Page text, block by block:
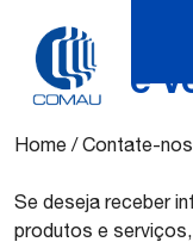
Área de
Home /Contate-nos
Se deseja receber
produtos e